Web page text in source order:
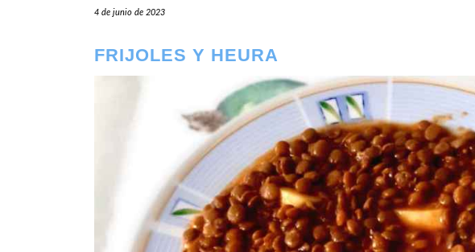
4 de junio de 2023
FRIJOLES Y HEURA